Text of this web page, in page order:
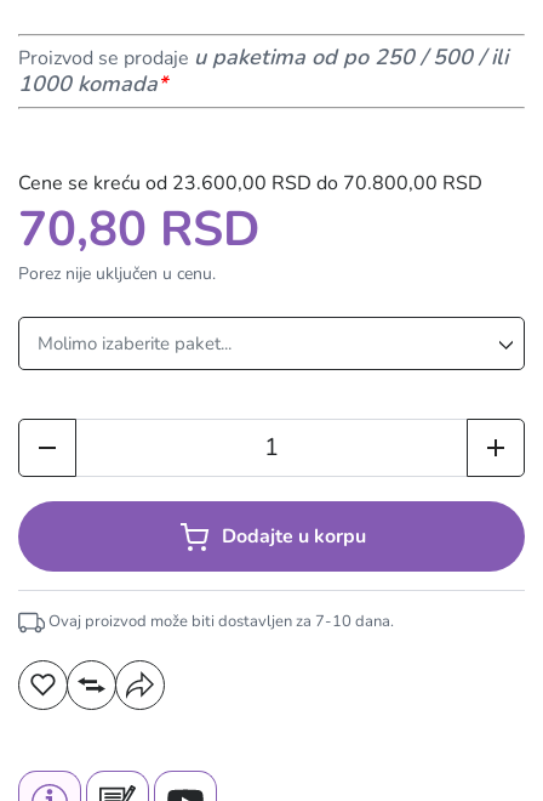
Proizvod se prodaje u paketima od po 250 / 500 / ili
1000 komada*
Cene se kreću od 23.600,00 RSD do 70.800,00 RSD
70,80 RSD
Porez nije uključen u cenu.
Dodajte u korpu
Ovaj proizvod može biti dostavljen za 7-10 dana.